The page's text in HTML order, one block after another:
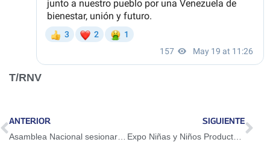
T/RNV
ANTERIOR SIGUIENTE
Expo Niñas y Niños Productores: Una aventura inmersiva para construir el futuro de Venezuela